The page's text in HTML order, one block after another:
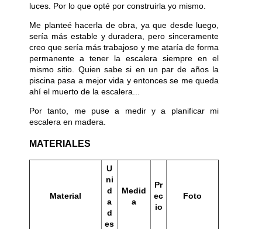
luces. Por lo que opté por construirla yo mismo.
Me planteé hacerla de obra, ya que desde luego,
sería más estable y duradera, pero sinceramente
creo que sería más trabajoso y me ataría de forma
permanente a tener la escalera siempre en el
mismo sitio. Quien sabe si en un par de años la
piscina pasa a mejor vida y entonces se me queda
ahí el muerto de la escalera...
Por tanto, me puse a medir y a planificar mi
escalera en madera.
MATERIALES
Material
U
ni
d
a
d
es
Medid
a
Pr
ec
io
Foto